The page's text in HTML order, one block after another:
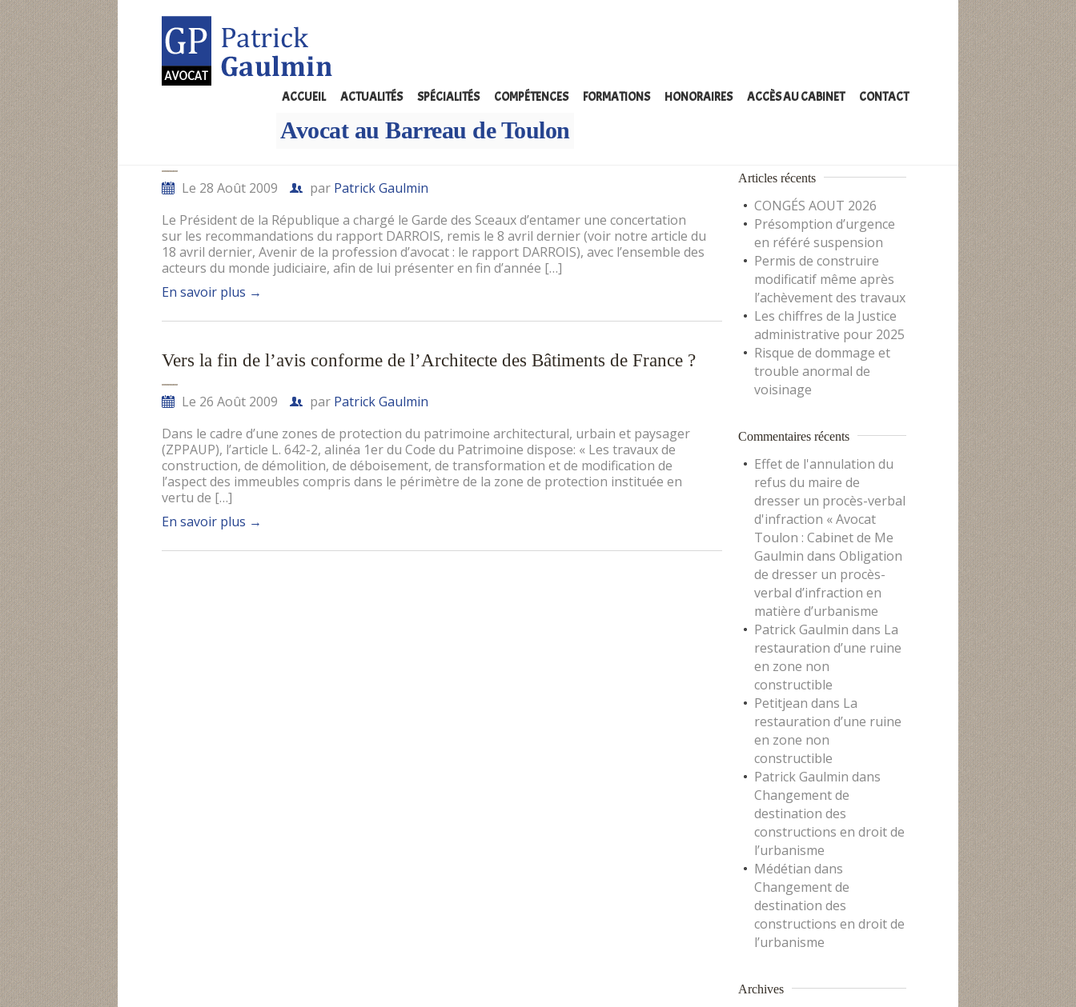
ACCUEIL ACTUALITÉS SPÉCIALITÉS COMPÉTENCES FORMATIONS HONORAIRES ACCÈS AU CABINET CONTACT
Avocat au Barreau de Toulon
MONTHLY ARCHIVES:
Un plan de modernisation des professions du droit avant fin 2009 : les
Le 28 Août 2009 par Patrick Gaulmin
Le Président de la République a chargé le Garde des Sceaux d’entamer une concertation
sur les recommandations du rapport DARROIS, remis le 8 avril dernier (voir notre article du
18 avril dernier, Avenir de la profession d’avocat : le rapport DARROIS), avec l’ensemble des
acteurs du monde judiciaire, afin de lui présenter en fin d’année […]
En savoir plus →
Vers la fin de l’avis conforme de l’Architecte des Bâtiments de France ?
Le 26 Août 2009 par Patrick Gaulmin
Dans le cadre d’une zones de protection du patrimoine architectural, urbain et paysager
(ZPPAUP), l’article L. 642-2, alinéa 1er du Code du Patrimoine dispose: « Les travaux de
construction, de démolition, de déboisement, de transformation et de modification de
l’aspect des immeubles compris dans le périmètre de la zone de protection instituée en
vertu de […]
En savoir plus →
Articles récents
CONGÉS AOUT 2026
Présomption d’urgence
en référé suspension
Permis de construire
modificatif même après
l’achèvement des travaux
Les chiffres de la Justice
administrative pour 2025
Risque de dommage et
trouble anormal de
voisinage
Commentaires récents
Effet de l'annulation du
refus du maire de
dresser un procès-verbal
d'infraction « Avocat
Toulon : Cabinet de Me
Gaulmin dans Obligation
de dresser un procès-
verbal d’infraction en
matière d’urbanisme
Patrick Gaulmin dans La
restauration d’une ruine
en zone non
constructible
Petitjean dans La
restauration d’une ruine
en zone non
constructible
Patrick Gaulmin dans
Changement de
destination des
constructions en droit de
l’urbanisme
Médétian dans
Changement de
destination des
constructions en droit de
l’urbanisme
Archives